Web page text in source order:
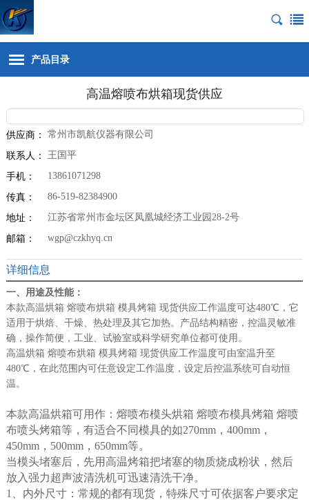
产品目录
高温熔喷布烘箱现货供应
供应商： 常州市凯航仪器有限公司
联系人： 王国平
手机： 13861071298
传真： 86-519-82384900
地址： 江苏省常州市金坛区凤凰城经济工业园28-2号
邮箱： wgp@czkhyq.cn
详细信息
一、用途及性能：
本款高温烘箱 熔喷布烘箱 模具烤箱 现货供应工作温度可达480℃，它
适用于烘焙、干燥、热处理及其它加热。产品结构精密，控温灵敏准
确，操作简便，工业、试验室或科学研究单位都可使用。
高温烘箱 熔喷布烘箱 模具烤箱 现货供应工作温度可由室温升至
480℃，在此范围内可任意设定工作温度，设定后控温系统可自动恒
温。
本款高温烘箱可用作：熔喷布模头烘箱 熔喷布模具烤箱 熔喷
布喷头烤箱等，有适合不同模具的如270mm，400mm，
450mm，500mm，650mm等。
当模头堵塞后，先用高温烤箱把堵塞的物质烧成粉状，然后
放入强力超声波清洗机可迅速清洗干净。
1、内外尺寸：常规的都有现货，特殊尺寸可依据客户要求定